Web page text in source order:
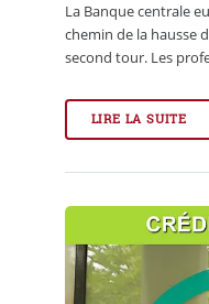
La Banque centrale
chemin de la hausse
second tour. Les
LIRE LA SUITE